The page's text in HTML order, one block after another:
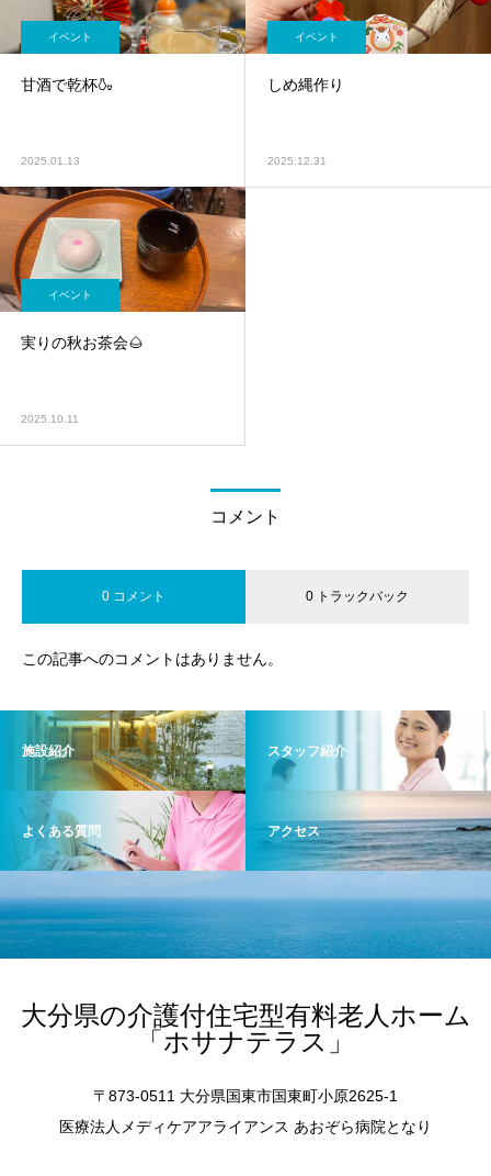
イベント
甘酒で乾杯🍶
2025.01.13
イベント
しめ縄作り
2025.12.31
イベント
実りの秋お茶会🌰
2025.10.11
コメント
0 コメント 0 トラックバック
この記事へのコメントはありません。
施設紹介 スタッフ紹介
よくある質問 アクセス
大分県の介護付住宅型有料老人ホーム
「ホサナテラス」
〒873-0511 大分県国東市国東町小原2625-1
医療法人メディケアアライアンス あおぞら病院となり